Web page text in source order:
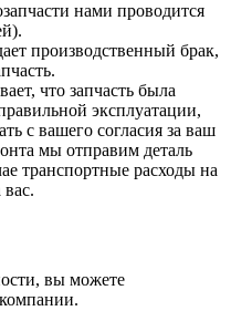
нами проводится
производственный брак,
что запчасть была
эксплуатации,
с вашего согласия за ваш
мы отправим деталь
транспортные расходы на
вы можете